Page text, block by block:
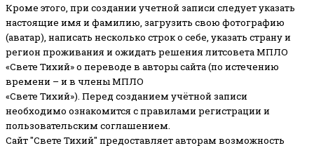
Кроме этого, при создании учетной записи следует указать
настоящие имя и фамилию, загрузить свою фотографию
(аватар), написать несколько строк о себе, указать страну и
регион проживания и ожидать решения литсовета МПЛО
«Свете Тихий» о переводе в авторы сайта (по истечению
времени – и в члены МПЛО
«Свете Тихий»). Перед созданием учётной записи
необходимо ознакомится с правилами регистрации и
пользовательским соглашением.
Сайт "Свете Тихий" предоставляет авторам возможность